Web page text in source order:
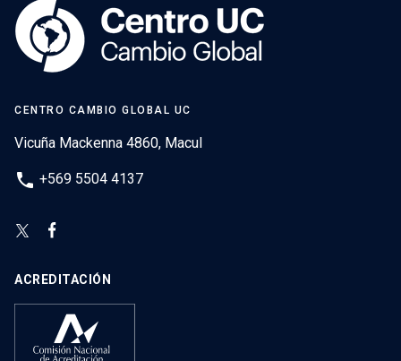
CENTRO CAMBIO GLOBAL UC
Vicuña Mackenna 4860, Macul
phone +569 5504 4137
ACREDITACIÓN